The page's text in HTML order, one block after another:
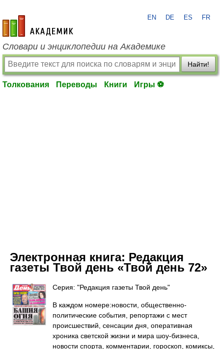
academic.ru
EN DE ES FR
Словари и энциклопедии на Академике
Найти!
Толкования Переводы Книги Игры ⚽
Электронная книга: Редакция
газеты Твой день «Твой день 72»
Серия: "Редакция газеты Твой день"
В каждом номере:новости, общественно-
политические события, репортажи с мест
происшествий, сенсации дня, оперативная
хроника светской жизни и мира шоу-бизнеса,
новости спорта, комментарии, гороскоп, комиксы,